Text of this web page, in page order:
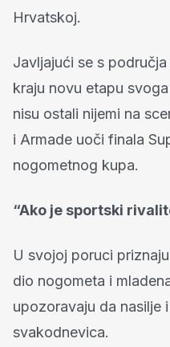
Hrvatskoj.
Javljajući se s
kraju novu etapu
nisu ostali nijemi na
i Armade uoči finala
nogometnog kupa.
“Ako je sportski
U svojoj poruci
dio nogometa i
upozoravaju da nasilje
svakodnevica.